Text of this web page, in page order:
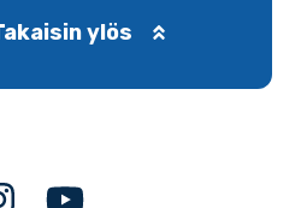
ylös
Instagram